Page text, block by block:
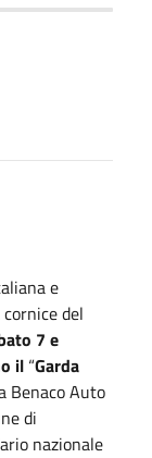
e
del
7 e
il “Garda
Benaco Auto
di
nazionale